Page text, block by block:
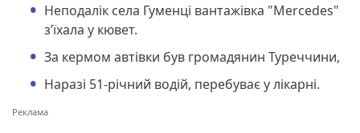
Неподалік села Гуменці вантажівка "Mercedes"
з’їхала у кювет.
За кермом автівки був громадянин Туреччини,
Наразі 51-річний водій, перебуває у лікарні.